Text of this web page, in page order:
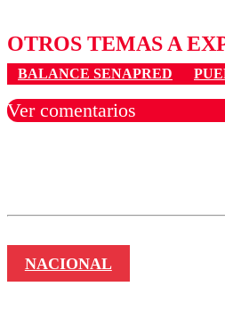
OTROS TEMAS A
BALANCE SENAPRED
Ver comentarios
NACIONAL